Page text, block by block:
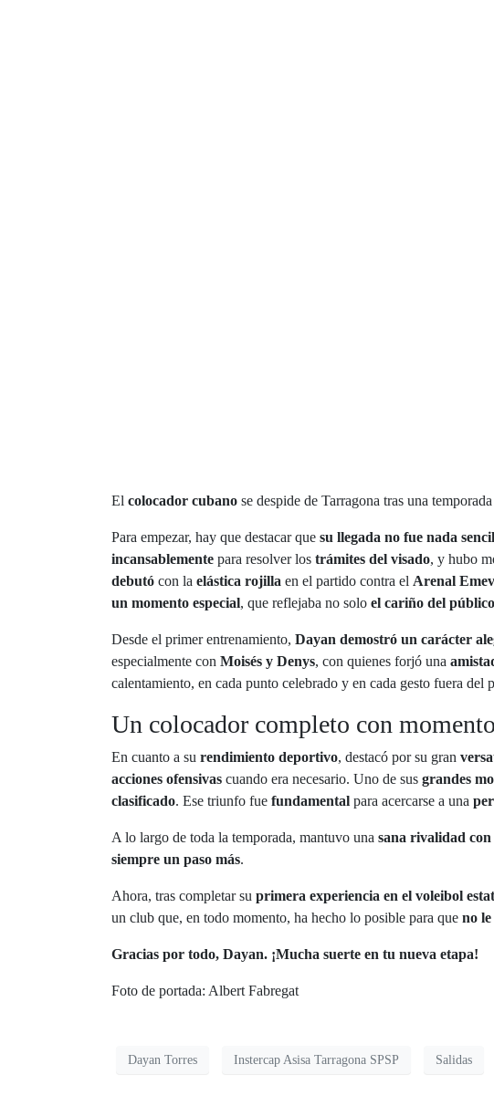
El colocador cubano se despide de Tarragona tras una
Para empezar, hay que destacar que su llegada no fue nada
incansablemente para resolver los trámites del visado, y hubo
debutó con la elástica rojilla en el partido contra el Arenal
un momento especial, que reflejaba no solo el cariño del público
Desde el primer entrenamiento, Dayan demostró un carácter
especialmente con Moisés y Denys, con quienes forjó una
calentamiento, en cada punto celebrado y en cada gesto fuera del
Un colocador completo con
En cuanto a su rendimiento deportivo, destacó por su gran
acciones ofensivas cuando era necesario. Uno de sus grandes
clasificado. Ese triunfo fue fundamental para acercarse a una
A lo largo de toda la temporada, mantuvo una sana rivalidad con
siempre un paso más.
Ahora, tras completar su primera experiencia en el voleibol
un club que, en todo momento, ha hecho lo posible para que no
Gracias por todo, Dayan. ¡Mucha suerte en tu nueva etapa!
Foto de portada: Albert Fabregat
Dayan Torres Instercap Asisa Tarragona SPSP Salidas